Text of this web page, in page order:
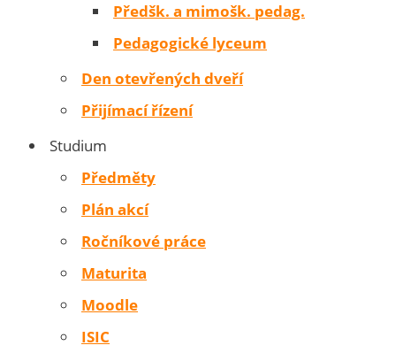
Předšk. a mimošk. pedag.
Pedagogické lyceum
Den otevřených dveří
Přijímací řízení
Studium
Předměty
Plán akcí
Ročníkové práce
Maturita
Moodle
ISIC